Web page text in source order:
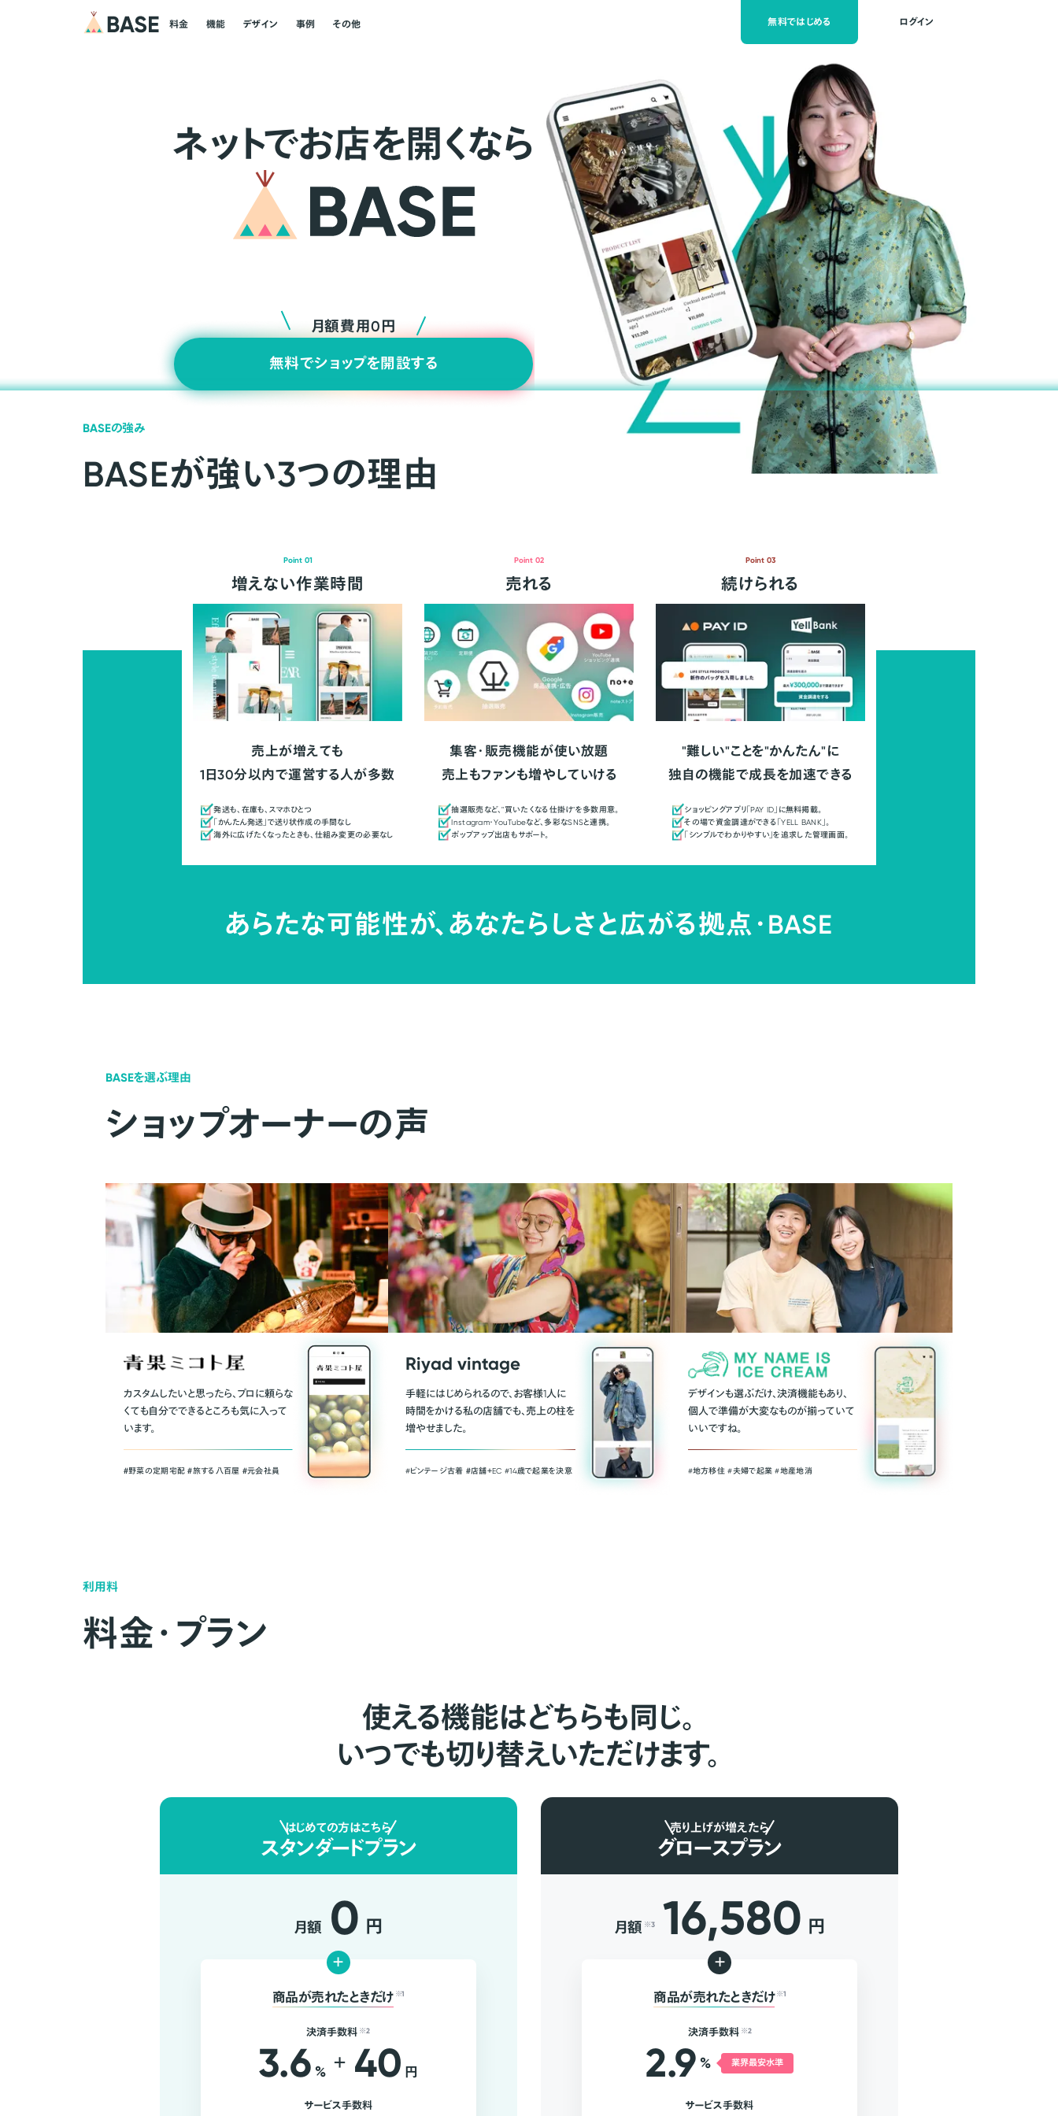
料金 機能 デザイン 事例 その他 無料ではじめる ログイン
ネッ トでお店を開くなら
月額費用0円
無料でショップを開設する
BASEの強み
BASEが強い3つの理由
Point 01
増えない作業時間
売上が増えても
1日30分以内で運営する人が多数
発送も、在庫も、スマホひとつ
「かんたん発送」で送り状作成の手間なし
海外に広げたくなったときも、仕組み変更の必要なし
Point 02
売れる
集客・販売機能が使い放題
売上もファンも増やしていける
抽選販売など、"買いたくなる仕掛け"を多数用意。
Instagram・YouTubeなど、多彩なSNSと連携。
ポップアップ出店もサポート。
Point 03
続けられる
"難しい"ことを"かんたん"に
独自の機能で成長を加速できる
ショッピングアプリ「PAY ID」に無料掲載。
その場で資金調達ができる「YELL BANK」。
「シンプルでわかりやすい」を追求した管理画面。
あらたな可能性が、あなたらしさと広がる拠点・BASE
BASEを選ぶ理由
ショップオーナーの声
カスタムしたいと思ったら、プロに頼らな
くても自分でできるところも気に入って
います。
＃野菜の定期宅配 ＃旅する八百屋 ＃元会社員
Riyad vintage
手軽にはじめられるので、お客様1人に
時間をかける私の店舗でも、売上の柱を
増やせました。
#ビンテージ古着 ＃店舗＋EC #14歳で起業を決意
デザインも選ぶだけ、決済機能もあり、
個人で準備が大変なものが揃っていて
いいですね。
#地方移住 #夫婦で起業 #地産地消
利用料
料金・プラン
使える機能はどちらも同じ。
いつでも切り替えいただけます。
はじめての方はこちら
スタンダードプラン
月額 0 円
+
商品が売れたときだけ ※1
決済手数料 ※2
3.6 % + 40 円
サービス手数料
売り上げが増えたら
グロースプラン
月額 ※3 16,580 円
+
商品が売れたときだけ ※1
決済手数料 ※2
2.9 % 業界最安水準
サービス手数料